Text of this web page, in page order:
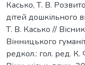
Касько, Т. В.
дітей дошкільного
Т. В. Касько //
Вінницького
редкол.: гол. ред. К.